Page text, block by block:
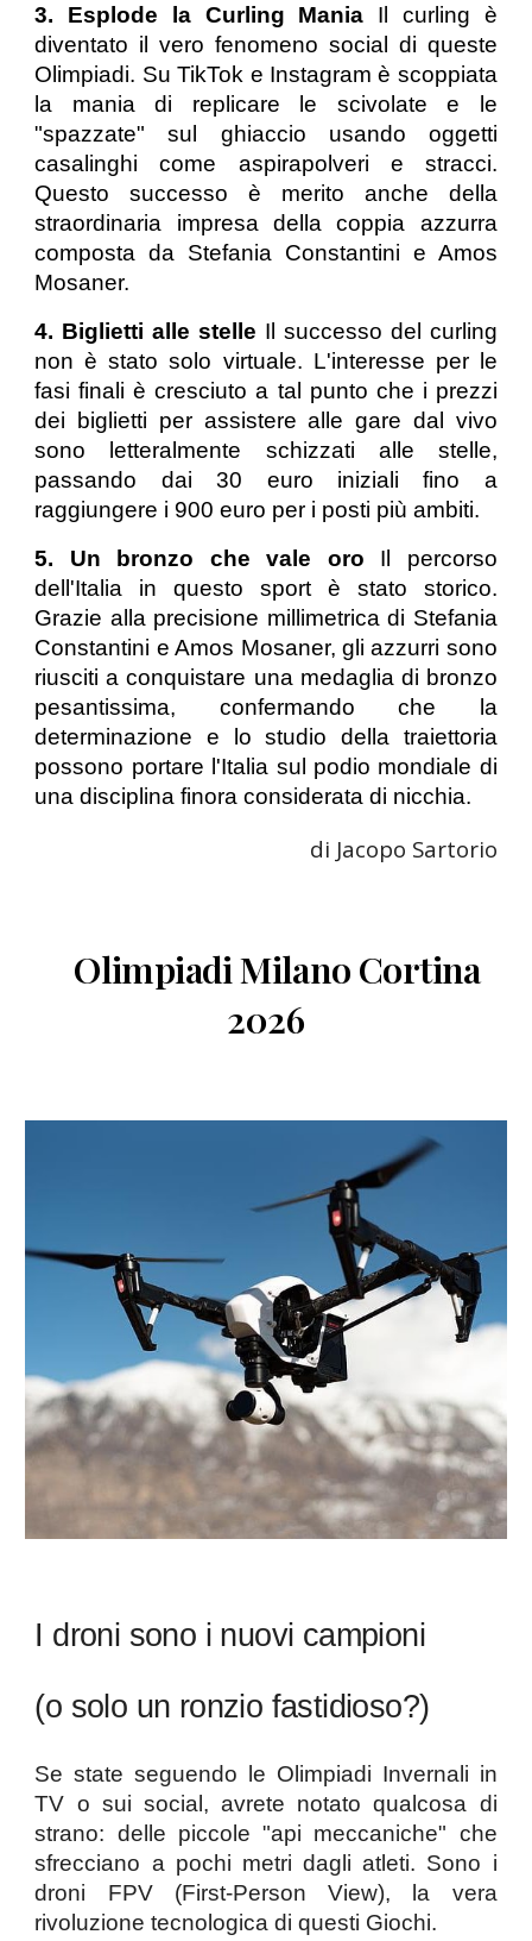
3. Esplode la Curling Mania Il curling è
diventato il vero fenomeno social di queste
Olimpiadi. Su TikTok e Instagram è scoppiata
la mania di replicare le scivolate e le
"spazzate" sul ghiaccio usando oggetti
casalinghi come aspirapolveri e stracci.
Questo successo è merito anche della
straordinaria impresa della coppia azzurra
composta da Stefania Constantini e Amos
Mosaner.
4. Biglietti alle stelle Il successo del curling
non è stato solo virtuale. L'interesse per le
fasi finali è cresciuto a tal punto che i prezzi
dei biglietti per assistere alle gare dal vivo
sono letteralmente schizzati alle stelle,
passando dai 30 euro iniziali fino a
raggiungere i 900 euro per i posti più ambiti.
5. Un bronzo che vale oro Il percorso
dell'Italia in questo sport è stato storico.
Grazie alla precisione millimetrica di Stefania
Constantini e Amos Mosaner, gli azzurri sono
riusciti a conquistare una medaglia di bronzo
pesantissima, confermando che la
determinazione e lo studio della traiettoria
possono portare l'Italia sul podio mondiale di
una disciplina finora considerata di nicchia.
di Jacopo Sartorio
Olimpiadi Milano Cortina
2026
I droni sono i nuovi campioni
(o solo un ronzio fastidioso?)
Se state seguendo le Olimpiadi Invernali in
TV o sui social, avrete notato qualcosa di
strano: delle piccole "api meccaniche" che
sfrecciano a pochi metri dagli atleti. Sono i
droni FPV (First-Person View), la vera
rivoluzione tecnologica di questi Giochi.